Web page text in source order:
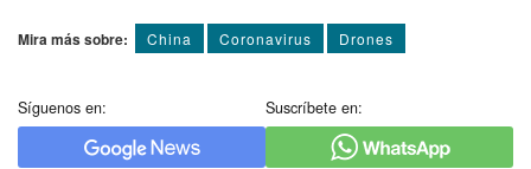
Mira más sobre: China Coronavirus Drones
Síguenos en: Suscríbete en: